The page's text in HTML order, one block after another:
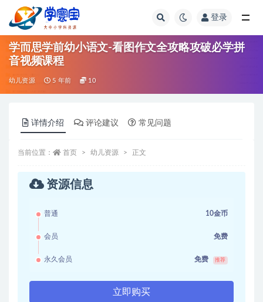
登录
学而思学前幼小语文-看图作文全攻略攻破必学拼
音视频课程
幼儿资源 5 年前 10
详情介绍 评论建议 常见问题
当前位置： 首页 幼儿资源 正文
资源信息
普通 10金币
会员 免费
永久会员 免费 推荐
立即购买
全部